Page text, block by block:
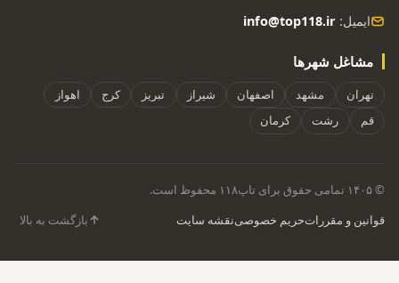
ایمیل: info@top118.ir
مشاغل شهرها
تهران مشهد اصفهان شیراز تبریز کرج
اهواز
قم
رشت کرمان
© ۱۴۰۵ تمامی حقوق برای تاپ۱۱۸ محفوظ است.
قوانین و مقرراتحریم خصوصینقشه سایت بازگشت به بالا